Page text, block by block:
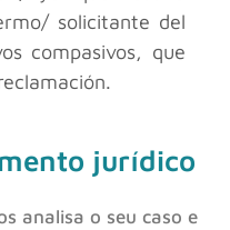
solicitante del
compasivos, que
jurídico
analisa o seu caso e